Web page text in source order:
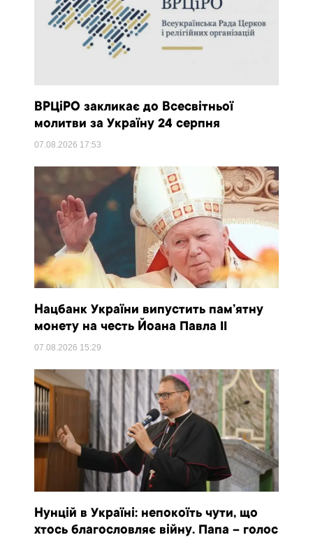
ВРЦіРО закликає до Всесвітньої
молитви за Україну 24 серпня
07.08.2026 17:53
Нацбанк України випустить пам’ятну
монету на честь Йоана Павла II
07.08.2026 15:29
Нунцій в Україні: непокоїть чути, що
хтось благословляє війну. Папа – голос